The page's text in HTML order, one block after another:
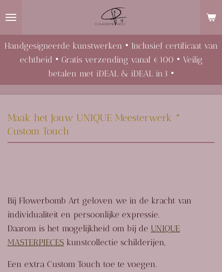
Handgesigneerde kunstwerken • Inclusief certificaat van
echtheid • Gratis verzending vanaf €100 • Veilig
betalen met iDEAL & iDEAL in3 •
Maak het Jouw UNIQUE Meesterwerk *
Custom Touch
Bij Flowerbomb Art geloven we in de kracht van
individualiteit en persoonlijke expressie.
Daarom is het mogelijkheid om bij de UNIQUE
MASTERPIECES kunstcollectie schilderijen,
Een extra Custom Touch toe te voegen.